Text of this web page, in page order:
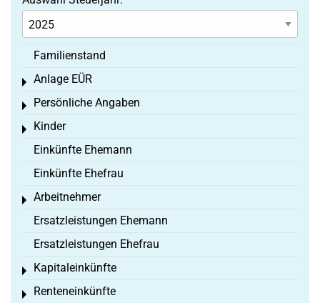
Familienstand
Anlage EÜR
Toggle menu
Persönliche Angaben
Toggle menu
Kinder
Toggle menu
Einkünfte Ehemann
Einkünfte Ehefrau
Arbeitnehmer
Toggle menu
Ersatzleistungen Ehemann
Ersatzleistungen Ehefrau
Kapitaleinkünfte
Toggle menu
Renteneinkünfte
Toggle menu